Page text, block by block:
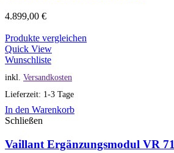
4.899,00 €
Produkte vergleichen
Quick View
Wunschliste
inkl. Versandkosten
Lieferzeit: 1-3 Tage
In den Warenkorb
Schließen
Vaillant Ergänzungsmodul VR 71